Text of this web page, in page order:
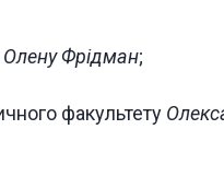
Олену Фрідман;
факультету